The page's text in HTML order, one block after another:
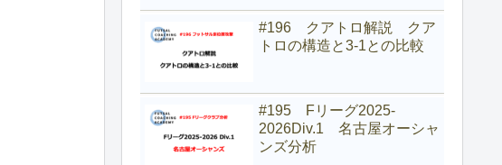
#196 クアトロ解説 クア
トロの構造と3-1との比較
#195 Fリーグ2025-
2026Div.1 名古屋オーシャ
ンズ分析